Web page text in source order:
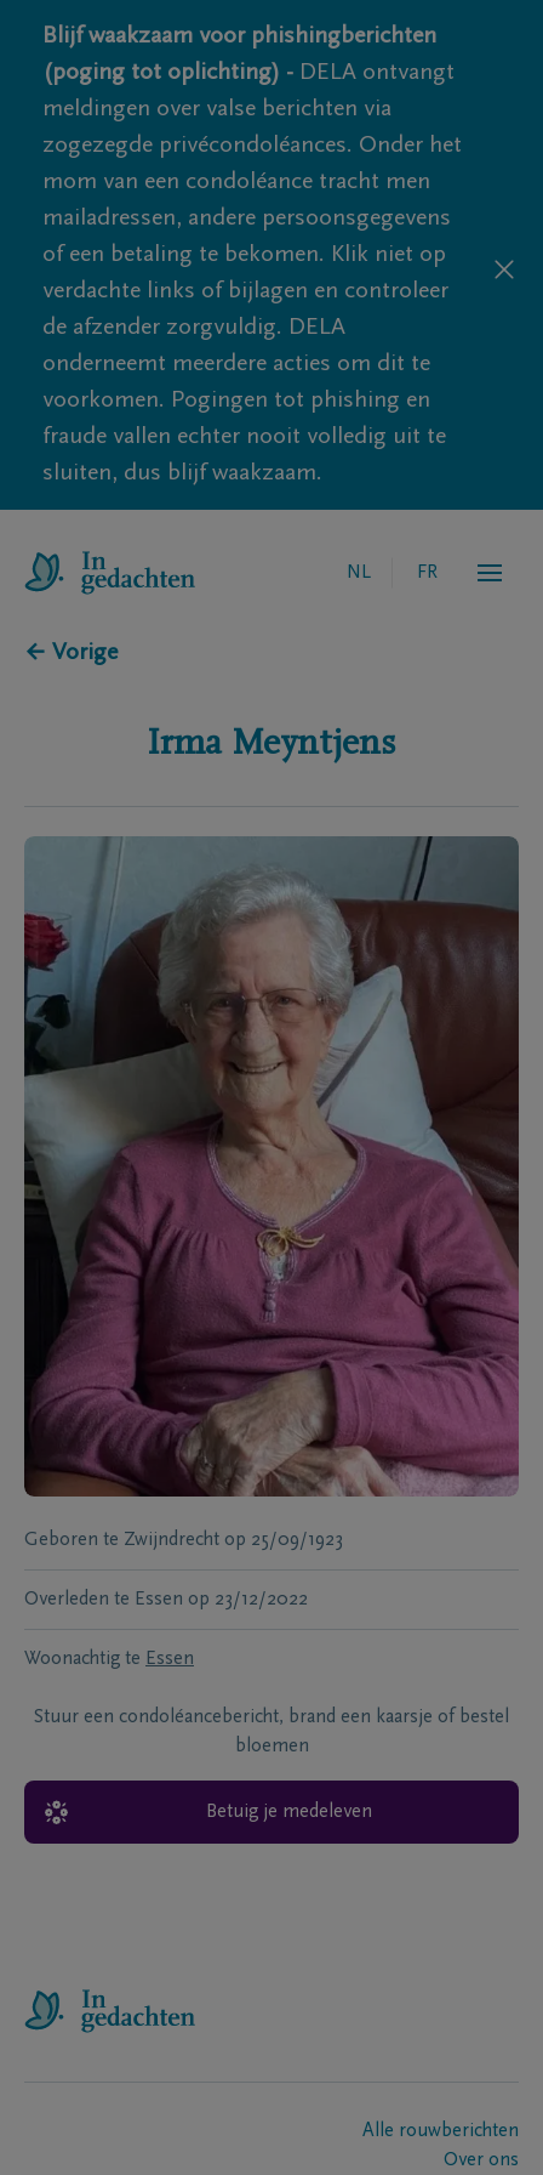
Blijf waakzaam voor phishingberichten
(poging tot oplichting) - DELA ontvangt
meldingen over valse berichten via
zogezegde privécondoléances. Onder het
mom van een condoléance tracht men
mailadressen, andere persoonsgegevens
of een betaling te bekomen. Klik niet op
verdachte links of bijlagen en controleer
de afzender zorgvuldig. DELA
onderneemt meerdere acties om dit te
voorkomen. Pogingen tot phishing en
fraude vallen echter nooit volledig uit te
sluiten, dus blijf waakzaam.
NL FR
← Vorige
Irma Meyntjens
Geboren te Zwijndrecht op 25/09/1923
Overleden te Essen op 23/12/2022
Woonachtig te Essen
Stuur een condoléancebericht, brand een kaarsje of bestel
bloemen
Betuig je medeleven
Alle rouwberichten
Over ons